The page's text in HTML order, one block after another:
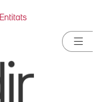
Entitats